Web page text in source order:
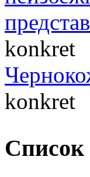
konkret
konkret
Список